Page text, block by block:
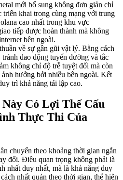
mới bổ sung không đơn giản chỉ
khai trong cùng mạng với trung
cao nhất trong khu vực
tiếp được hoàn thành mà không
bên ngoài.
về sự gần gũi vật lý. Bằng cách
dao động tuyến đường và tắc
không chỉ độ trễ tuyệt đối mà còn
hưởng bởi nhiễu bên ngoài. Kết
trì khả năng tái lập cao.
Có Lợi Thế Cấu
Thực Thi Của
chuyển theo khoảng thời gian ngắn
đổi. Điều quan trọng không phải là
nhất duy nhất, mà là khả năng duy
nhất quán theo thời gian, thể hiện